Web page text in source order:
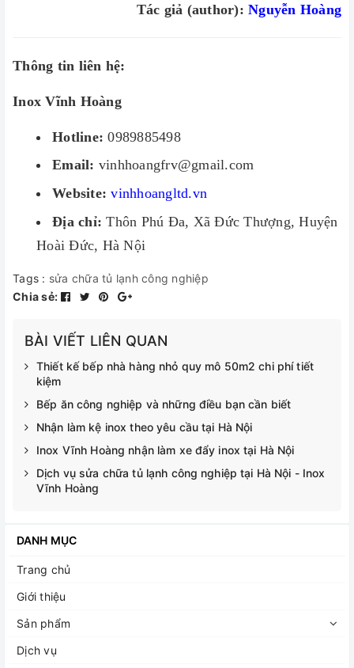
Tác giả (author): Nguyễn Hoàng
Thông tin liên hệ:
Inox Vĩnh Hoàng
Hotline: 0989885498
Email: vinhhoangfrv@gmail.com
Website: vinhhoangltd.vn
Địa chỉ: Thôn Phú Đa, Xã Đức Thượng, Huyện
Hoài Đức, Hà Nội
Tags : sửa chữa tủ lạnh công nghiệp
Chia sẻ:
BÀI VIẾT LIÊN QUAN
Thiết kế bếp nhà hàng nhỏ quy mô 50m2 chi phí tiết
kiệm
Bếp ăn công nghiệp và những điều bạn cần biết
Nhận làm kệ inox theo yêu cầu tại Hà Nội
Inox Vĩnh Hoàng nhận làm xe đẩy inox tại Hà Nội
Dịch vụ sửa chữa tủ lạnh công nghiệp tại Hà Nội - Inox
Vĩnh Hoàng
DANH MỤC
Trang chủ
Giới thiệu
Sản phẩm
Dịch vụ